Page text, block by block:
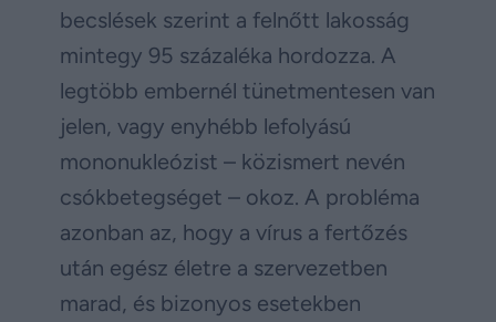
becslések szerint a felnőtt lakosság
mintegy 95 százaléka hordozza. A
legtöbb embernél tünetmentesen van
jelen, vagy enyhébb lefolyású
mononukleózist – közismert nevén
csókbetegséget – okoz. A probléma
azonban az, hogy a vírus a fertőzés
után egész életre a szervezetben
marad, és bizonyos esetekben